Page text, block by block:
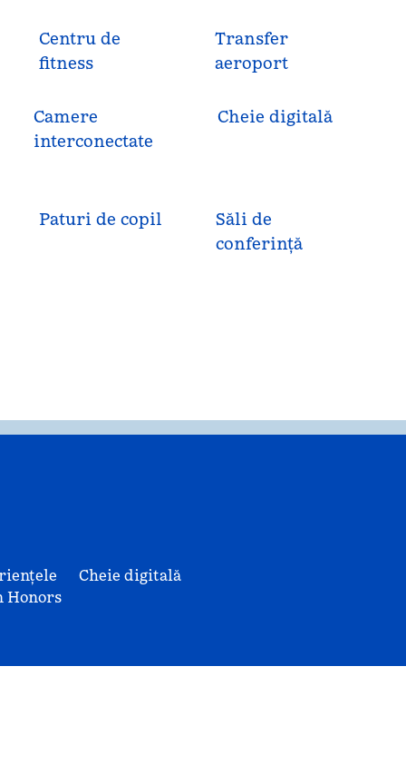
Centru de
fitness
Transfer
aeroport
Camere
interconectate
Cheie digitală
Paturi de copil
Săli de
conferință
Honors
Cheie digitală